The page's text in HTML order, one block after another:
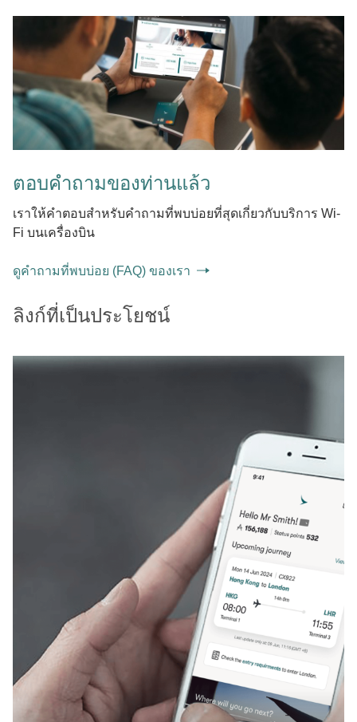
ตอบคำถามของท่านแล้ว
เราให้คำตอบสำหรับคําถามที่พบบ่อยที่สุดเกี่ยวกับบริการ Wi-
Fi บนเครื่องบิน
ดูคำถามที่พบบ่อย (FAQ) ของเรา
ลิงก์ที่เป็นประโยชน์